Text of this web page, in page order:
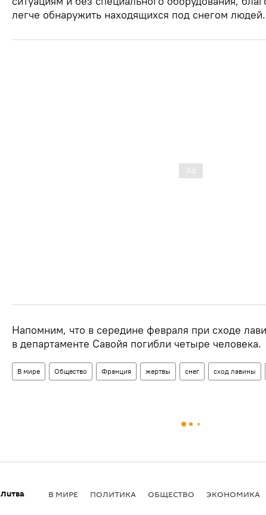
легче обнаружить находящихся под снегом людей.
Напомним, что в середине февраля при сходе
в департаменте Савойя погибли четыре человека.
В мире Общество Франция жертвы снег сход лавины
Литва В МИРЕ ПОЛИТИКА ОБЩЕСТВО ЭКОНОМИКА